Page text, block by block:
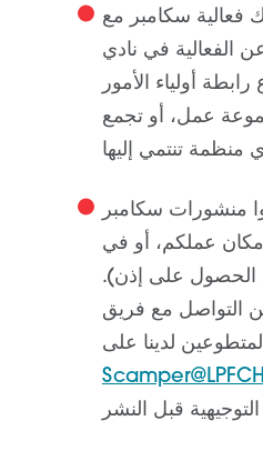
فعالية سكامبر مع
الفعالية في نادي
أولياء الأمور
عمل، أو تجمع
منشورات سكامبر
عملكم، أو في
الحصول على إذن).
التواصل مع فريق
لدينا على